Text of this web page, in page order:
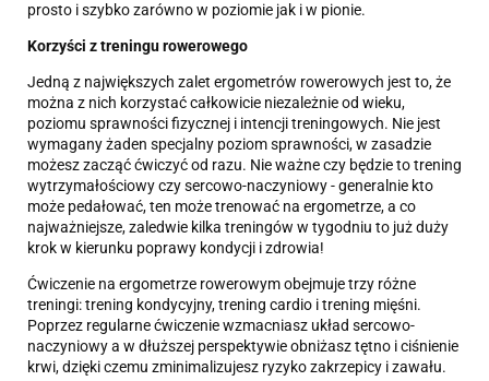
prosto i szybko zarówno w poziomie jak i w pionie.
Korzyści z treningu rowerowego
Jedną z największych zalet ergometrów rowerowych jest to, że
można z nich korzystać całkowicie niezależnie od wieku,
poziomu sprawności fizycznej i intencji treningowych. Nie jest
wymagany żaden specjalny poziom sprawności, w zasadzie
możesz zacząć ćwiczyć od razu. Nie ważne czy będzie to trening
wytrzymałościowy czy sercowo-naczyniowy - generalnie kto
może pedałować, ten może trenować na ergometrze, a co
najważniejsze, zaledwie kilka treningów w tygodniu to już duży
krok w kierunku poprawy kondycji i zdrowia!
Ćwiczenie na ergometrze rowerowym obejmuje trzy różne
treningi: trening kondycyjny, trening cardio i trening mięśni.
Poprzez regularne ćwiczenie wzmacniasz układ sercowo-
naczyniowy a w dłuższej perspektywie obniżasz tętno i ciśnienie
krwi, dzięki czemu zminimalizujesz ryzyko zakrzepicy i zawału.